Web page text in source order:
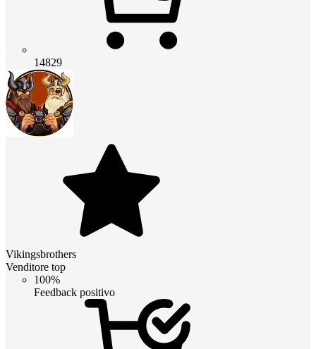
14829
Vikingsbrothers
Venditore top
100%
Feedback positivo